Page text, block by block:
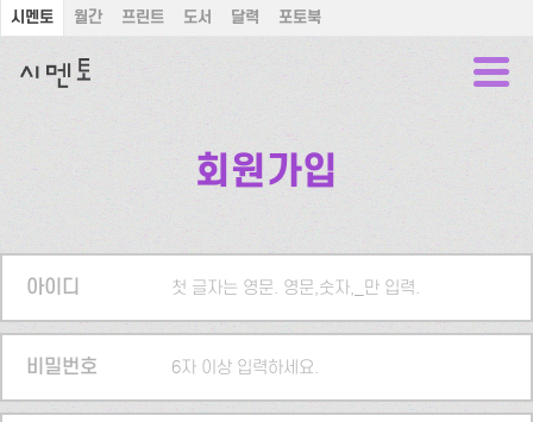
시멘토 월간 프린트 도서 달력 포토북
회원가입
아이디 첫 글자는 영문. 영문,숫자,_만 입력.
비밀번호 6자 이상 입력하세요.